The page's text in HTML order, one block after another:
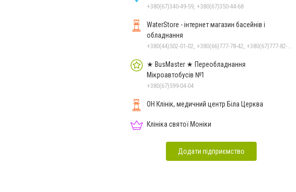
+380(67)340-49-59, +380(67)350-44-68
WaterStore - інтернет магазин басейнів і
обладнання
★ BusMaster ★ Переобладнання
Мікроавтобусів №1
+380(67)599-04-04
ОН Клінік, медичний центр Біла Церква
Клініка святої Моніки
Додати підприємство